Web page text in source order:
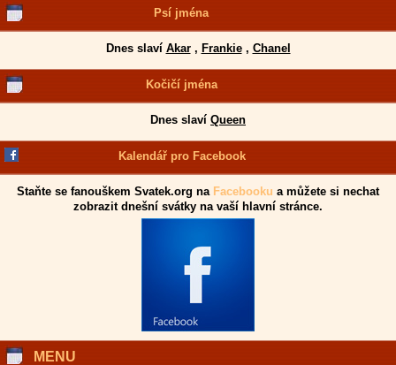
Psí jména
Dnes slaví Akar, Frankie, Chanel
Kočičí jména
Dnes slaví Queen
Kalendář pro Facebook
Staňte se fanouškem Svatek.org na Facebooku a můžete si nechat
zobrazit dnešní svátky na vaší hlavní stránce.
MENU